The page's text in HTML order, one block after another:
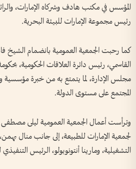
المؤسس في مكتب هادف وشركاه الإمارات،
رئيس مجموعة الإمارات للبيئة البحرية.
كما رحبت الجمعية العمومية بانضمام
القاسمي، رئيس دائرة العلاقات الحكومية،
مجلس الإدارة، لما يتمتع به من خبرة
المجتمع على مستوى الدولة.
وترأست أعمال الجمعية العمومية ليلى مصطفى
لجمعية الإمارات للطبيعة، إلى جانب منال
التشغيلية، ومارينا أنتونوبولو، الرئيس